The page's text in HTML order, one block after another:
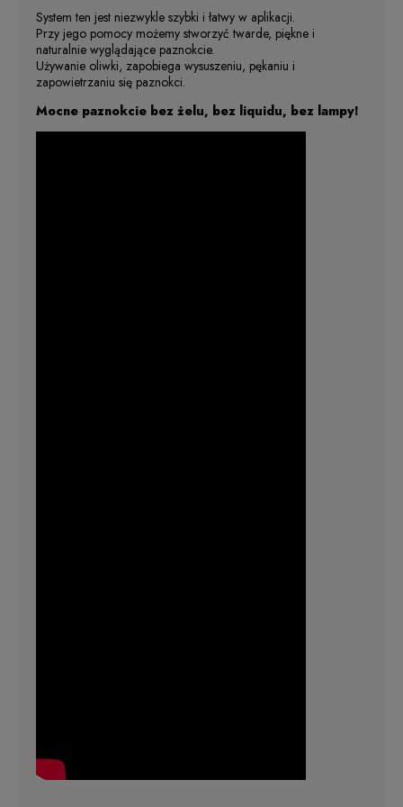
System ten jest niezwykle szybki i łatwy w aplikacji.
Przy jego pomocy możemy stworzyć twarde, piękne i
naturalnie wyglądające paznokcie.
Używanie oliwki, zapobiega wysuszeniu, pękaniu i
zapowietrzaniu się paznokci.
Mocne paznokcie bez żelu, bez liquidu, bez lampy!